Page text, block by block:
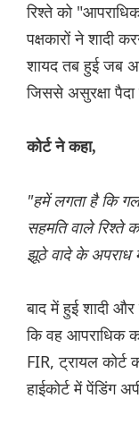
रिश्ते को
पक्षकारों ने शादी
शायद तब हुई जब
जिससे असुरक्षा पैदा
कोर्ट ने कहा,
"हमें लगता है कि
सहमति वाले रिश्ते
झूठे वादे के अपराध
बाद में हुई शादी
कि वह आपराधिक
FIR, ट्रायल
हाईकोर्ट में पेंडिंग